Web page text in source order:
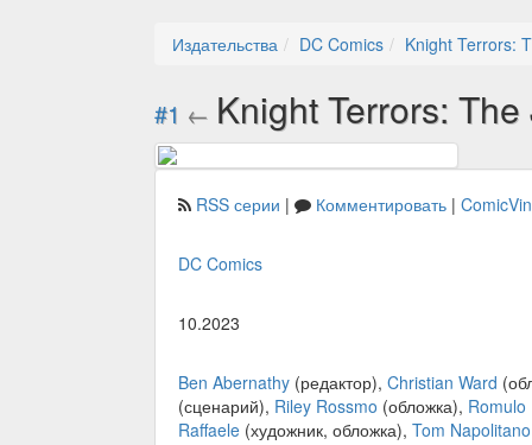
Издательства DC Comics Knight Terrors:
#1 ← Knight Terrors:
RSS серии | Комментировать |
DC Comics
10.2023
Ben Abernathy (редактор), Christian Ward
(сценарий), Riley Rossmo (обложка), Romulo
Raffaele (художник, обложка), Tom Napolitano